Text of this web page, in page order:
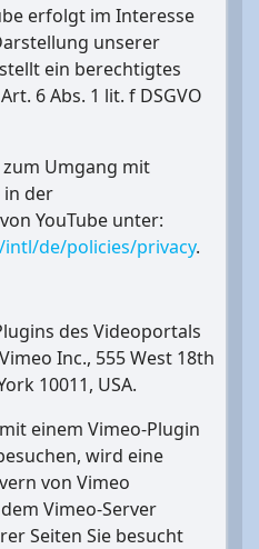
erfolgt im Interesse
unserer
ein berechtigtes
6 Abs. 1 lit. f DSGVO
Umgang mit
in der
YouTube unter:
de/policies/privacy.
des Videoportals
Inc., 555 West 18th
10011, USA.
einem Vimeo-Plugin
wird eine
von Vimeo
Vimeo-Server
Seiten Sie besucht